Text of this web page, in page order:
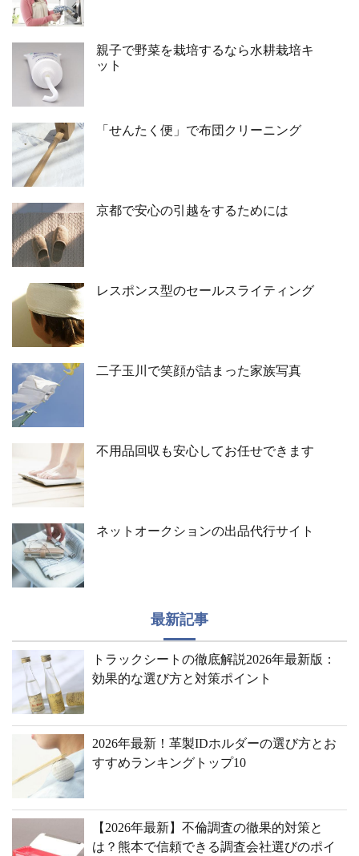
親子で野菜を栽培するなら水耕栽培キ
ット
「せんたく便」で布団クリーニング
京都で安心の引越をするためには
レスポンス型のセールスライティング
二子玉川で笑顔が詰まった家族写真
不用品回収も安心してお任せできます
ネットオークションの出品代行サイト
最新記事
トラックシートの徹底解説2026年最新版：
効果的な選び方と対策ポイント
2026年最新！革製IDホルダーの選び方とお
すすめランキングトップ10
【2026年最新】不倫調査の徹果的対策と
は？熊本で信頼できる調査会社選びのポイ